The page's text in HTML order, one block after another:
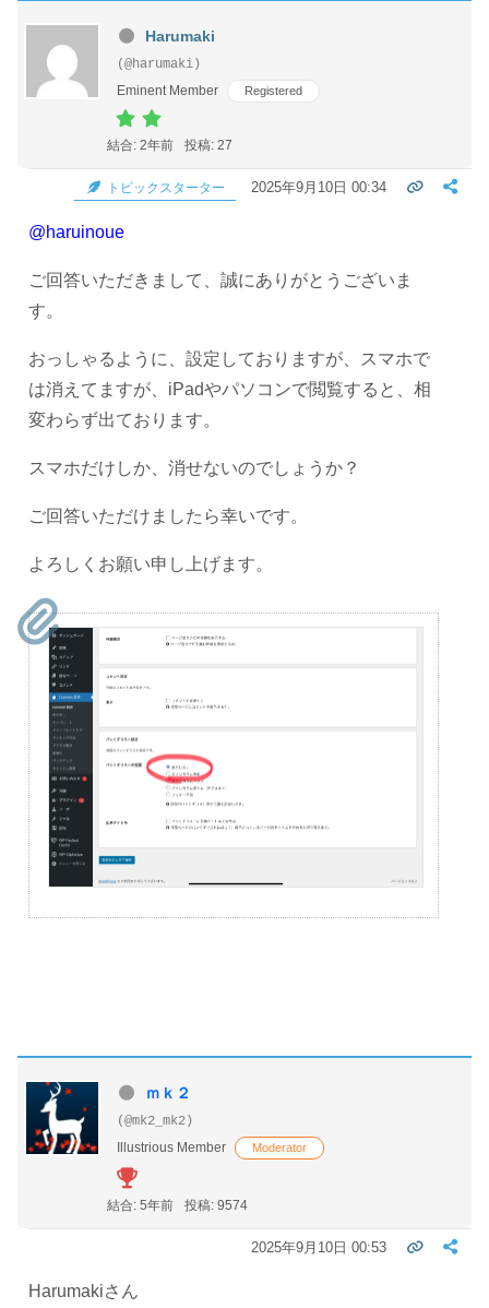
Harumaki
(@harumaki)
Eminent Member
Registered
結合: 2年前 投稿: 27
トピックスターター 2025年9月10日 00:34
@haruinoue
ご回答いただきまして、誠にありがとうございま
す。
おっしゃるように、設定しておりますが、スマホで
は消えてますが、iPadやパソコンで閲覧すると、相
変わらず出ております。
スマホだけしか、消せないのでしょうか？
ご回答いただけましたら幸いです。
よろしくお願い申し上げます。
ｍｋ２
(@mk2_mk2)
Illustrious Member
Moderator
結合: 5年前 投稿: 9574
2025年9月10日 00:53
Harumakiさん